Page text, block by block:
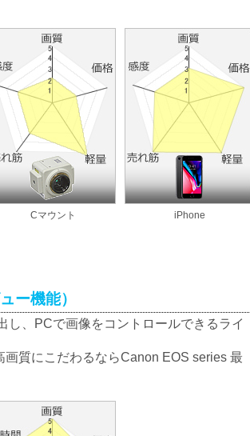
Cマウント iPhone
ー機能）
し、PCで画像をコントロールできるライ
質にこだわるならCanon EOS series 最